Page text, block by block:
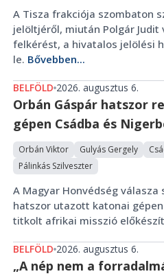
A Tisza frakciója szombaton
jelöltjéről, miután Polgár
felkérést, a hivatalos jelölési
le. Bővebben...
BELFÖLD 2026. augusztus 6.
Orbán Gáspár hatszor
gépen Csádba és
Orbán Viktor Gulyás Gergely
Pálinkás Szilveszter
A Magyar Honvédség válasza
hatszor utazott katonai
titkolt afrikai misszió
BELFÖLD 2026. augusztus 6.
„A nép nem a